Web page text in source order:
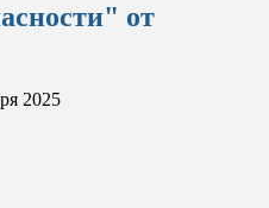
от
2025